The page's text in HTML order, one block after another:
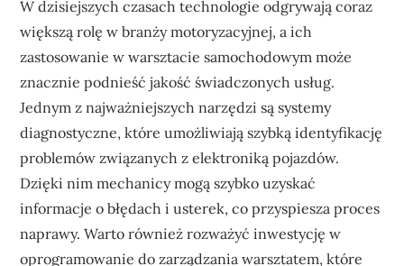
W dzisiejszych czasach technologie odgrywają coraz
większą rolę w branży motoryzacyjnej, a ich
zastosowanie w warsztacie samochodowym może
znacznie podnieść jakość świadczonych usług.
Jednym z najważniejszych narzędzi są systemy
diagnostyczne, które umożliwiają szybką identyfikację
problemów związanych z elektroniką pojazdów.
Dzięki nim mechanicy mogą szybko uzyskać
informacje o błędach i usterek, co przyspiesza proces
naprawy. Warto również rozważyć inwestycję w
oprogramowanie do zarządzania warsztatem, które